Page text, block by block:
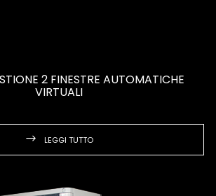
2 FINESTRE AUTOMATICHE
VIRTUALI
LEGGI TUTTO